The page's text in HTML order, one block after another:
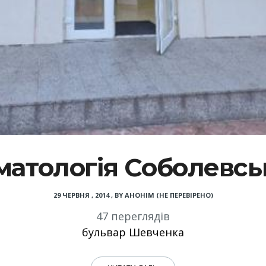
29 ЧЕРВНЯ , 2014, BY АНОНІМ (НЕ ПЕРЕВІРЕНО)
47 переглядів
бульвар Шевченка